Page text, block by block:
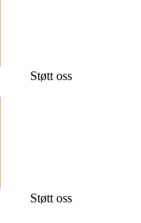
Støtt oss
Støtt oss